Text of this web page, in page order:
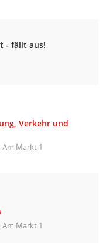
- fällt aus!
Verkehr und
Am Markt 1
Am Markt 1